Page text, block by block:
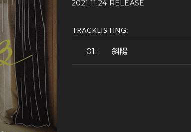
2021.11.24 RELEASE
TRACKLISTING:
斜陽